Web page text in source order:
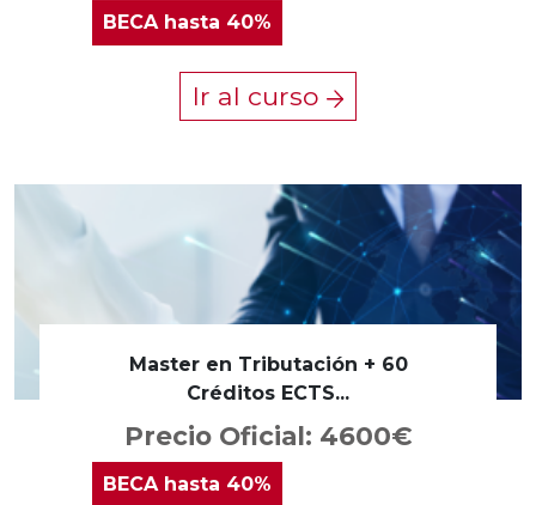
BECAhasta 40%
Ir al curso
Master en Tributación + 60
Créditos ECTS...
Precio Oficial: 4600€
BECA hasta 40%